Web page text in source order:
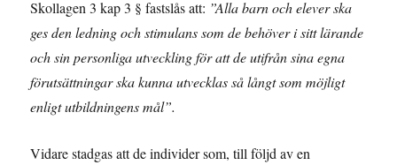
Skollagen 3 kap 3 § fastslås att: ”Alla barn och elever ska
ges den ledning och stimulans som de behöver i sitt lärande
och sin personliga utveckling för att de utifrån sina egna
förutsättningar ska kunna utvecklas så långt som möjligt
enligt utbildningens mål”.
Vidare stadgas att de individer som, till följd av en